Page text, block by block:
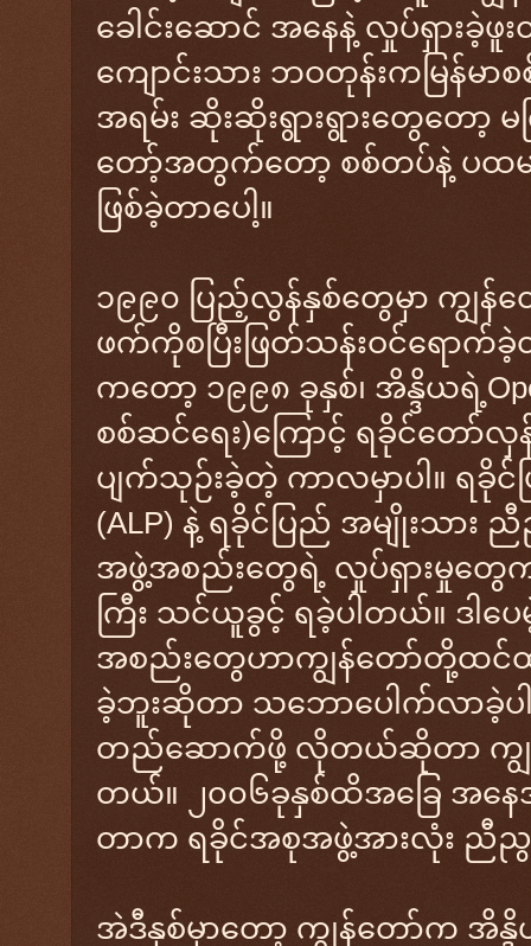
ခေါင်းဆောင် အနေနဲ့ လှုပ်ရှားခဲ့
ကျောင်းသား ဘဝတုန်းကမြန်မာ
အရမ်း ဆိုးဆိုးရွားရွားတွေတော့
တော့်အတွက်တော့ စစ်တပ်နဲ့ ပ
ဖြစ်ခဲ့တာပေါ့။
၁၉၉၀ ပြည့်လွန်နှစ်တွေမှာ ကျွန်
ဖက်ကိုစပြီးဖြတ်သန်းဝင်ရော
ကတော့ ၁၉၉၈ ခုနှစ်၊ အိန္ဒိယရဲ့
စစ်ဆင်ရေး)ကြောင့် ရခိုင်တော်
ပျက်သုဉ်းခဲ့တဲ့ ကာလမှာပါ။ ရခို
(ALP) နဲ့ ရခိုင်ပြည် အမျိုးသား
အဖွဲ့အစည်းတွေရဲ့ လှုပ်ရှားမှုတွေက
ကြီး သင်ယူခွင့် ရခဲ့ပါတယ်။ ဒါပ
အစည်းတွေဟာကျွန်တော်တို့ထင်ထ
ခဲ့ဘူးဆိုတာ သဘောပေါက်လာခဲ့
တည်ဆောက်ဖို့ လိုတယ်ဆိုတာ ကျွ
တယ်။ ၂၀၀၆ခုနှစ်ထိအခြေ အနေ
တာက ရခိုင်အစုအဖွဲ့အားလုံး ညီညွ
အဲဒီနှစ်မှာတော့ ကျွန်တော်က အိန္